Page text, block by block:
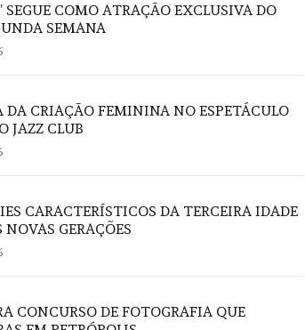
COMO ATRAÇÃO EXCLUSIVA DO
SEMANA
DA CRIAÇÃO FEMININA NO ESPETÁCULO
JAZZ CLUB
CARACTERÍSTICOS DA TERCEIRA IDADE
GERAÇÕES
CONCURSO DE FOTOGRAFIA QUE